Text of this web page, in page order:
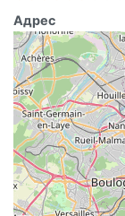
Адрес